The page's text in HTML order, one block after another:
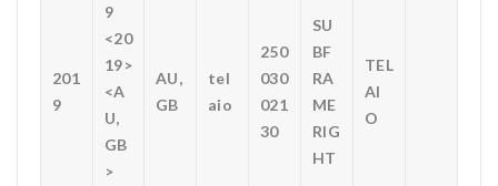
201
9
9
<20
19>
<A
U,
GB
>
AU,
GB
tel
aio
250
030
021
30
SU
BF
RA
ME
RIG
HT
TEL
AI
O